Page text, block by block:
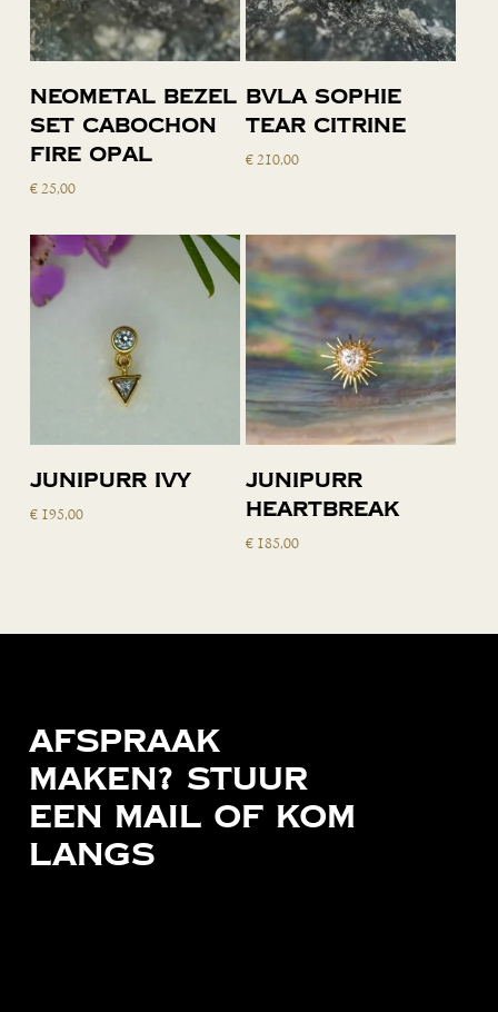
Toevoegen
aan
Neometal bezel
set cabochon
fire opal
€25,00
BVLA Sophie
Tear citrine
€210,00
Toevoegen
winkelwagen
Junipurr Ivy
€195,00
Toevoegen
aan
Junipurr
Heartbreak
€ 185,00
Afspraak
maken? Stuur
een mail of kom
langs